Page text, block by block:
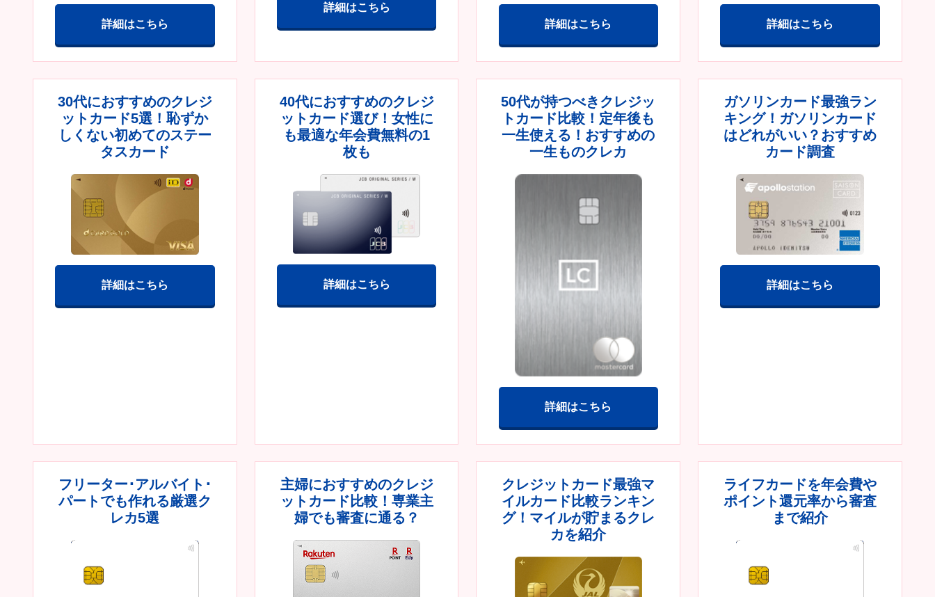
詳細はこちら
詳細はこちら
詳細はこちら 詳細はこちら
30代におすすめのクレジ
ットカード5選！恥ずか
しくない初めてのステー
タスカード
詳細はこちら
40代におすすめのクレジ
ットカード選び！女性に
も最適な年会費無料の1
枚も
詳細はこちら
50代が持つべきクレジッ
トカード比較！定年後も
一生使える！おすすめの
一生ものクレカ
詳細はこちら
ガソリンカード最強ラン
キング！ガソリンカード
はどれがいい？おすすめ
カード調査
詳細はこちら
フリーター･アルバイト･
パートでも作れる厳選ク
レカ5選
主婦におすすめのクレジ
ットカード比較！専業主
婦でも審査に通る？
クレジットカード最強マ
イルカード比較ランキン
グ！マイルが貯まるクレ
カを紹介
ライフカードを年会費や
ポイント還元率から審査
まで紹介